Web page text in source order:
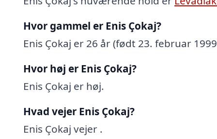
Hvor gammel er Enis Çokaj?
Enis Çokaj er 26 år (født 23. februar
Hvor høj er Enis Çokaj?
Enis Çokaj er høj.
Hvad vejer Enis Çokaj?
Enis Çokaj vejer .